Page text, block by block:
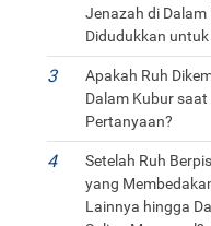
Jenazah di Dalam
Didudukkan
Apakah Ruh
Dalam Kubur
Pertanyaan?
Setelah Ruh
yang
Lainnya hingga